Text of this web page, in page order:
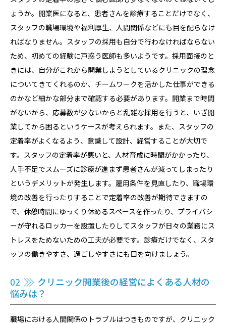
ょうか。開業医になると、患者さんを診療することだけでなく、
スタッフの職場環境や福利厚生、人間関係などにも目を配らなけ
ればなりません。スタッフの採用も自分で行わなければならない
ため、初めての経験に戸惑う医師も多いようです。採用面接のと
きには、自分がこれから開業しようとしているクリニックの理念
についてきてくれるのか、チームワークを活かした仕事ができる
のかなど細かな部分まで確認する必要があります。開業まで時間
がないから、応募数が少ないからと乱雑な採用を行うと、いざ開
業してから困るというケースが考えられます。また、スタッフの
定着率がよくなるよう、意識して設計、経営することが大切で
す。スタッフの定着率が悪いと、人材育成に時間がかかったり、
人手不足でスムーズに診療が進まず患者さんが減ってしまったり
というデメリットが発生します。雇用条件を見直したり、職場環
境の改善を行ったりすることで定着率の改善が期待できますの
で、休憩時間にゆっくり休めるスペースを作ったり、プライバシ
ーが守れるロッカーを設置したりしてスタッフが日々の業務にス
トレスをためないための工夫が必要です。診療だけでなく、スタ
ッフの働きやすさ、過ごしやすさにも目を向けましょう。
02
クリニック開業後の経営によくある人材の
悩みは？
職場における人間関係のトラブルはつきものですが、クリニック